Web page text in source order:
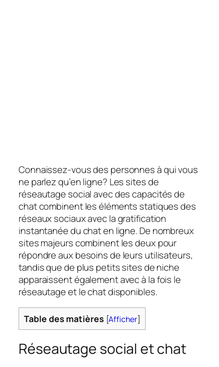
Connaissez-vous des personnes à qui vous
ne parlez qu’en ligne? Les sites de
réseautage social avec des capacités de
chat combinent les éléments statiques des
réseaux sociaux avec la gratification
instantanée du chat en ligne. De nombreux
sites majeurs combinent les deux pour
répondre aux besoins de leurs utilisateurs,
tandis que de plus petits sites de niche
apparaissent également avec à la fois le
réseautage et le chat disponibles.
Table des matières [Afficher]
Réseautage social et chat